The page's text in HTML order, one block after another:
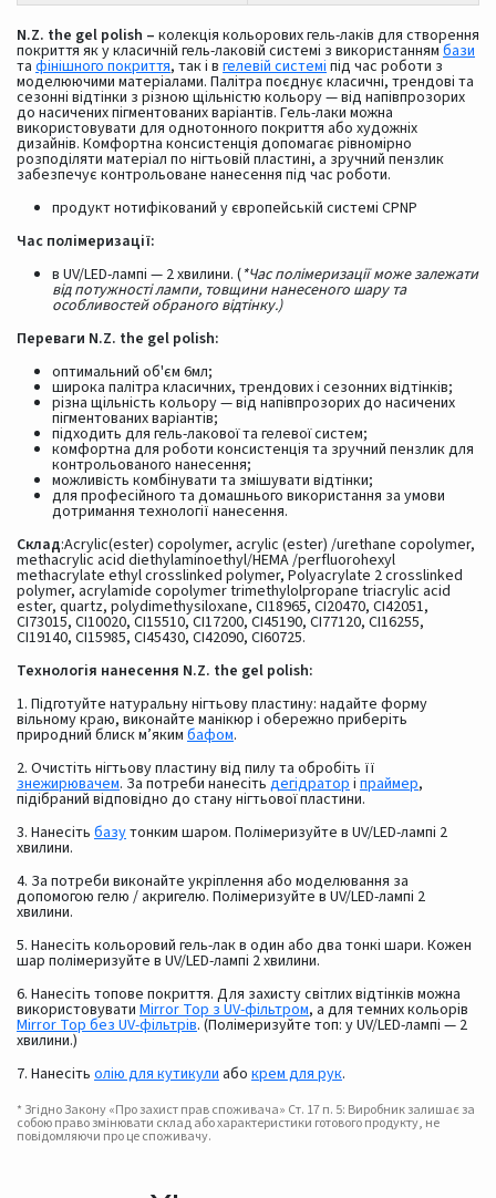
N.Z. the gel polish – колекція кольорових гель-лаків для створення
покриття як у класичній гель-лаковій системі з використанням бази
та фінішного покриття, так і в гелевій системіпід час роботи з
моделюючими матеріалами. Палітра поєднує класичні, трендові та
сезонні відтінки з різною щільністю кольору — від напівпрозорих
до насичених пігментованих варіантів. Гель-лаки можна
використовувати для однотонного покриття або художніх
дизайнів. Комфортна консистенція допомагає рівномірно
розподіляти матеріал по нігтьовій пластині, а зручний пензлик
забезпечує контрольоване нанесення під час роботи.
продукт нотифікований у європейській системі CPNP
Час полімеризації:
в UV/LED-лампі — 2 хвилини. (*Час полімеризації може залежати
від потужності лампи, товщини нанесеного шару та
особливостей обраного відтінку.)
Переваги N.Z. the gel polish:
оптимальний об'єм 6мл;
широка палітра класичних, трендових і сезонних відтінків;
різна щільність кольору — від напівпрозорих до насичених
пігментованих варіантів;
підходить для гель-лакової та гелевої систем;
комфортна для роботи консистенція та зручний пензлик для
контрольованого нанесення;
можливість комбінувати та змішувати відтінки;
для професійного та домашнього використання за умови
дотримання технології нанесення.
Склад:Acrylic(ester) copolymer, acrylic (ester) /urethane copolymer,
methacrylic acid diethylaminoethyl/HEMA /perfluorohexyl
methacrylate ethyl crosslinked polymer, Polyacrylate 2 crosslinked
polymer, acrylamide copolymer trimethylolpropane triacrylic acid
ester, quartz, polydimethysiloxane, CI18965, CI20470, CI42051,
CI73015, CI10020, CI15510, CI17200, CI45190, CI77120, CI16255,
CI19140, CI15985, CI45430, CI42090, CI60725.
Технологія нанесення N.Z. the gel polish:
1. Підготуйте натуральну нігтьову пластину: надайте форму
вільному краю, виконайте манікюр і обережно приберіть
природний блиск м’яким бафом.
2. Очистіть нігтьову пластину від пилу та обробіть її
знежирювачем. За потреби нанесіть дегідраторі праймер,
підібраний відповідно до стану нігтьової пластини.
3. Нанесіть базутонким шаром. Полімеризуйте в UV/LED-лампі 2
хвилини.
4. За потреби виконайте укріплення або моделювання за
допомогою гелю / акригелю. Полімеризуйте в UV/LED-лампі 2
хвилини.
5. Нанесіть кольоровий гель-лак в один або два тонкі шари. Кожен
шар полімеризуйте в UV/LED-лампі 2 хвилини.
6. Нанесіть топове покриття. Для захисту світлих відтінків можна
використовувати Mirror Top з UV-фільтром, а для темних кольорів
Mirror Top без UV-фільтрів. (Полімеризуйте топ: у UV/LED-лампі — 2
хвилини.)
7. Нанесіть олію для кутикули або крем для рук.
* Згідно Закону «Про захист прав споживача» Ст. 17 п. 5: Виробник залишає за
собою право змінювати склад або характеристики готового продукту, не
повідомляючи про це споживачу.